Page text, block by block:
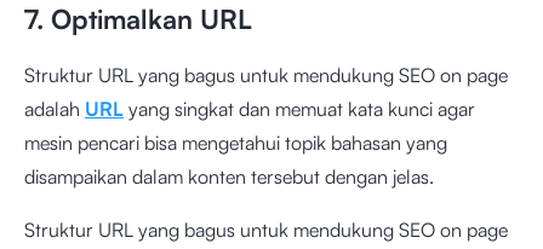
7. Optimalkan URL
Struktur URL yang bagus untuk mendukung SEO on page
adalah URL yang singkat dan memuat kata kunci agar
mesin pencari bisa mengetahui topik bahasan yang
disampaikan dalam konten tersebut dengan jelas.
Struktur URL yang bagus untuk mendukung SEO on page